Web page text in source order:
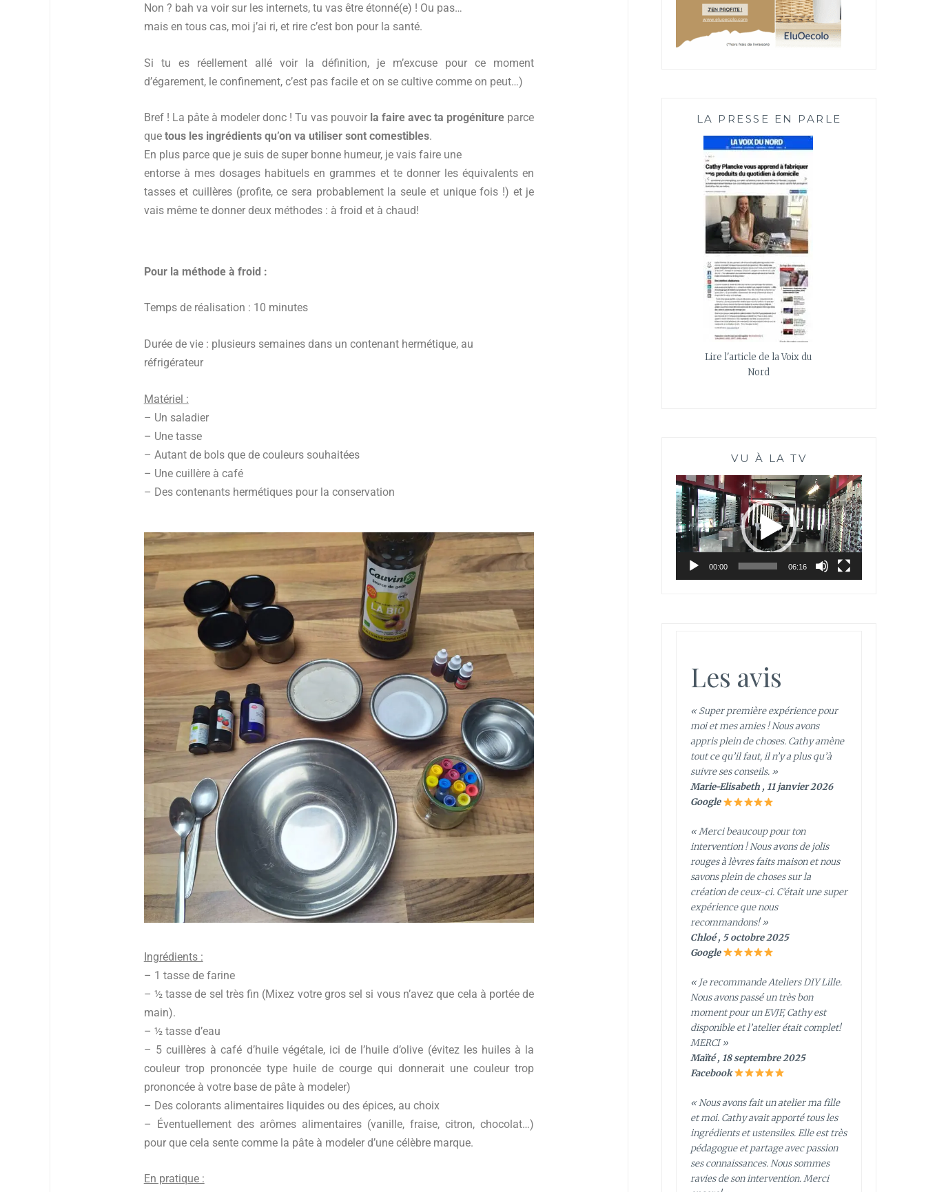
Non ? bah va voir sur les internets, tu vas être étonné(e) ! Ou pas…
mais en tous cas, moi j’ai ri, et rire c’est bon pour la santé.
Si tu es réellement allé voir la définition, je m’excuse pour ce moment
d’égarement, le confinement, c’est pas facile et on se cultive comme on peut…)
Bref ! La pâte à modeler donc ! Tu vas pouvoir la faire avec ta progéniture parce
que tous les ingrédients qu’on va utiliser sont comestibles.
En plus parce que je suis de super bonne humeur, je vais faire une
entorse à mes dosages habituels en grammes et te donner les équivalents en
tasses et cuillères (profite, ce sera probablement la seule et unique fois !) et je
vais même te donner deux méthodes : à froid et à chaud!
Pour la méthode à froid :
Temps de réalisation : 10 minutes
Durée de vie : plusieurs semaines dans un contenant hermétique, au
réfrigérateur
Matériel :
– Un saladier
– Une tasse
– Autant de bols que de couleurs souhaitées
– Une cuillère à café
– Des contenants hermétiques pour la conservation
Ingrédients :
– 1 tasse de farine
– ½ tasse de sel très fin (Mixez votre gros sel si vous n’avez que cela à portée de
main).
– ½ tasse d’eau
– 5 cuillères à café d’huile végétale, ici de l’huile d’olive (évitez les huiles à la
couleur trop prononcée type huile de courge qui donnerait une couleur trop
prononcée à votre base de pâte à modeler)
– Des colorants alimentaires liquides ou des épices, au choix
– Éventuellement des arômes alimentaires (vanille, fraise, citron, chocolat…)
pour que cela sente comme la pâte à modeler d’une célèbre marque.
En pratique :
LA PRESSE EN PARLE
Lire l'article de la Voix du
Nord
VU À LA TV
Lecteur
vidéo
00:00 06:16
Les avis
« Super première expérience pour
moi et mes amies ! Nous avons
appris plein de choses. Cathy amène
tout ce qu’il faut, il n’y a plus qu’à
suivre ses conseils. »
Marie-Elisabeth , 11 janvier 2026
Google
« Merci beaucoup pour ton
intervention ! Nous avons de jolis
rouges à lèvres faits maison et nous
savons plein de choses sur la
création de ceux-ci. C’était une super
expérience que nous
recommandons! »
Chloé , 5 octobre 2025
Google
« Je recommande Ateliers DIY Lille.
Nous avons passé un très bon
moment pour un EVJF, Cathy est
disponible et l’atelier était complet!
MERCI »
Maïté , 18 septembre 2025
Facebook
« Nous avons fait un atelier ma fille
et moi. Cathy avait apporté tous les
ingrédients et ustensiles. Elle est très
pédagogue et partage avec passion
ses connaissances. Nous sommes
ravies de son intervention. Merci